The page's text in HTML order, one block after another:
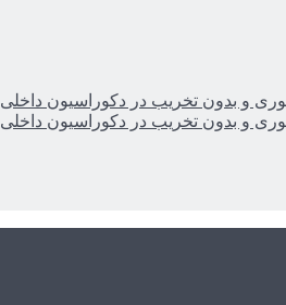
و بدون تخریب در دکوراسیون داخلی
و بدون تخریب در دکوراسیون داخلی